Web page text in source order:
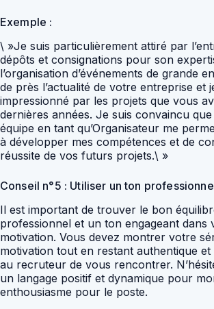
Exemple :
\ »Je suis particulièrement attiré par
dépôts et consignations pour son
l’organisation d’événements de grande
de près l’actualité de votre entreprise et
impressionné par les projets que vous
dernières années. Je suis convaincu
équipe en tant qu’Organisateur me
à développer mes compétences et de
réussite de vos futurs projets.\ »
Conseil n°5 : Utiliser un ton
Il est important de trouver le bon
professionnel et un ton engageant dans
motivation. Vous devez montrer votre
motivation tout en restant authentique
au recruteur de vous rencontrer.
un langage positif et dynamique pour
enthousiasme pour le poste.